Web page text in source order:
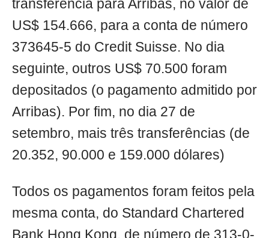
transferência para Arribas, no valor de
US$ 154.666, para a conta de número
373645-5 do Credit Suisse. No dia
seguinte, outros US$ 70.500 foram
depositados (o pagamento admitido por
Arribas). Por fim, no dia 27 de
setembro, mais três transferências (de
20.352, 90.000 e 159.000 dólares)
Todos os pagamentos foram feitos pela
mesma conta, do Standard Chartered
Bank Hong Kong, de número de 313-0-